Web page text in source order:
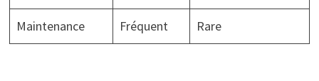
Maintenance Fréquent Rare